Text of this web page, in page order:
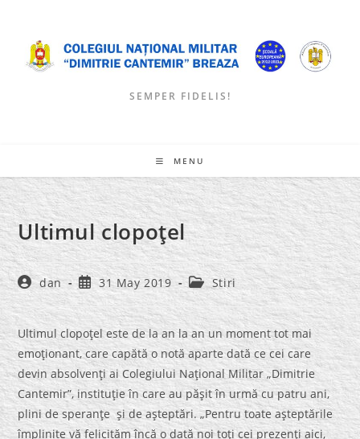
content
SEMPER FIDELIS!
MENU
Ultimul clopoţel
Post
author:
dan
Post
published:
31 May 2019
Post
category:
Stiri
Ultimul clopoţel este de la an la an un moment tot mai
emoţionant, care capătă o notă aparte dată ce cei care
devin absolvenţi ai Colegiului Naţional Militar „Dimitrie
Cantemir”, instituţie în care au păşit în urmă cu patru ani,
plini de speranţe şi de aşteptări. „Pentru toate aşteptările
împlinite vă felicităm încă o dată noi toţi cei prezenţi aici,